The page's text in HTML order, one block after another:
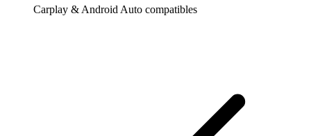
Carplay & Android Auto compatibles